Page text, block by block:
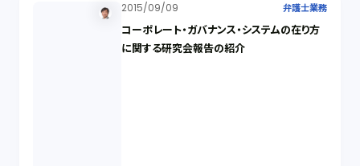
2015/09/09 弁護士業務
コーポレート・ガバナンス・システムの在り方
に関する研究会報告の紹介